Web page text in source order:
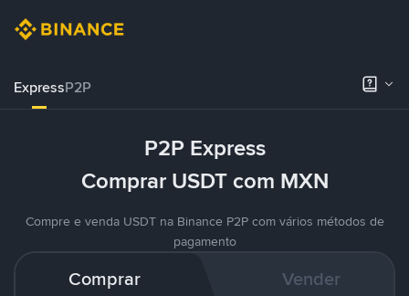
ExpressP2P
P2P Express
Comprar USDT com MXN
Compre e venda USDT na Binance P2P com vários métodos de
pagamento
Comprar Vender